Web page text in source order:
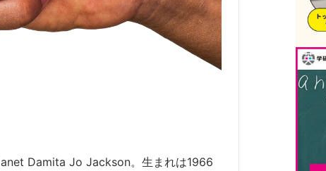
Damita Jo Jackson。 生まれは1966